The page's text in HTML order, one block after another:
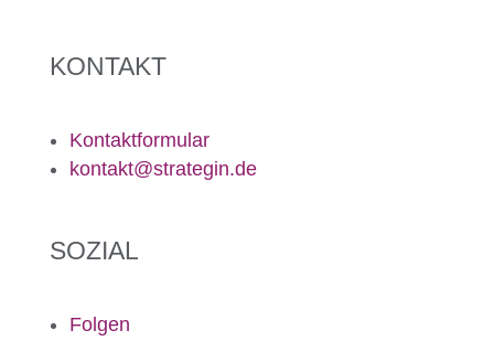
KONTAKT
Kontaktformular
kontakt@strategin.de
SOZIAL
Folgen